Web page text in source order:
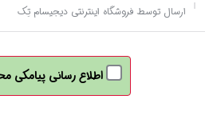
ارسال توسط فروشگاه اینترنتی دیجیسام تِک
اطلاع رسانی پیامکی